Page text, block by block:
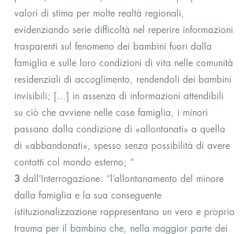
valori di stima per molte realtà regionali,
evidenziando serie difficoltà nel reperire informazioni
trasparenti sul fenomeno dei bambini fuori dalla
famiglia e sulle loro condizioni di vita nelle comunità
residenziali di accoglimento, rendendoli dei bambini
invisibili; […] in assenza di informazioni attendibili
su ciò che avviene nelle case famiglia, i minori
passano dalla condizione di «allontanati» a quella
di «abbandonati», spesso senza possibilità di avere
contatti col mondo esterno; “
3 dall’Interrogazione: “l’allontanamento del minore
dalla famiglia e la sua conseguente
istituzionalizzazione rappresentano un vero e proprio
trauma per il bambino che, nella maggior parte dei